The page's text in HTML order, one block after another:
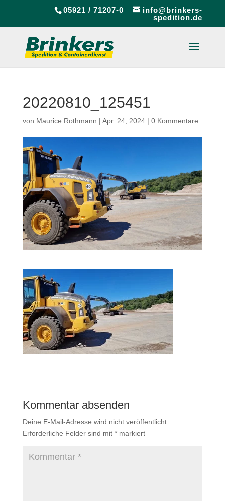
05921 / 71207-0
info@brinkers-
spedition.de
20220810_125451
von Maurice Rothmann | Apr. 24, 2024| 0 Kommentare
Kommentar absenden
Deine E-Mail-Adresse wird nicht veröffentlicht.
Erforderliche Felder sind mit *markiert